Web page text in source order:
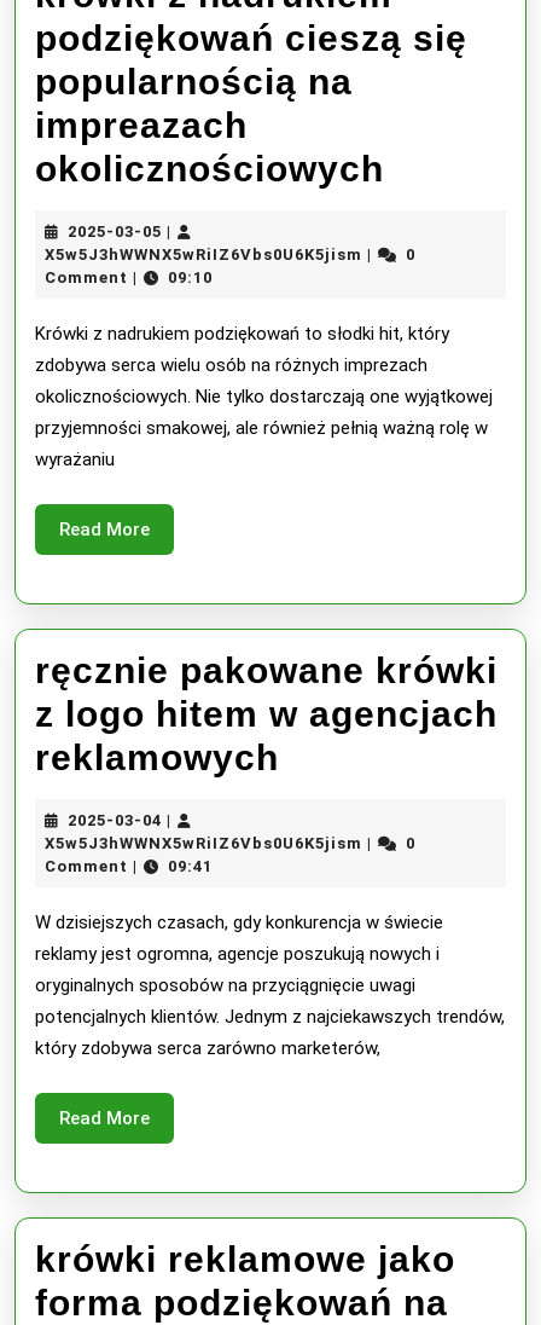
podziękowań cieszą się
popularnością na
impreazach
okolicznościowych
cieszą
się
2025-03-05 2025-
03-
05
X5w5J3hWWNX5wRiIZ6Vbs0U6K5jism
0
Comment
09:10
Krówki z nadrukiem podziękowań to słodki hit, który
zdobywa serca wielu osób na różnych imprezach
okolicznościowych. Nie tylko dostarczają one wyjątkowej
przyjemności smakowej, ale również pełnią ważną rolę w
wyrażaniu
Read MoreRead
More
ręcznie pakowane krówki
z logo hitem w agencjach
reklamowych
krówki
logo
hitem
w
agencjach
2025-03-04 2025-
03-
04
X5w5J3hWWNX5wRiIZ6Vbs0U6K5jism
0
Comment
09:41
W dzisiejszych czasach, gdy konkurencja w świecie
reklamy jest ogromna, agencje poszukują nowych i
oryginalnych sposobów na przyciągnięcie uwagi
potencjalnych klientów. Jednym z najciekawszych trendów,
który zdobywa serca zarówno marketerów,
Read MoreRead
More
krówki reklamowe jako
forma podziękowań na